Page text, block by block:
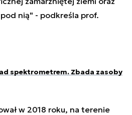
nią" - podkreśla prof.
spektrometrem. Zbada zasoby
w 2018 roku, na terenie